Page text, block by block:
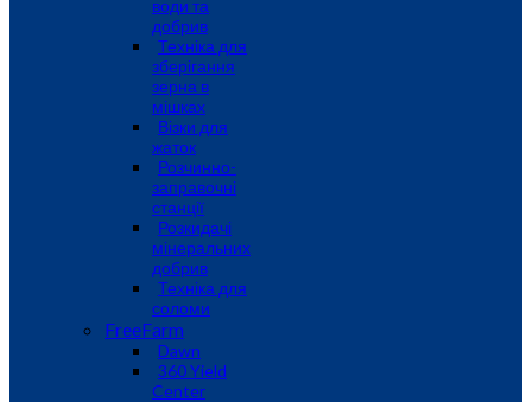
води та
добрив
Техніка для
зберігання
зерна в
мішках
Візки для
жаток
Розчинно-
заправочні
станції
Розкидачі
мінеральних
добрив
Техніка для
соломи
FreeFarm
Dawn
360 Yield
Center